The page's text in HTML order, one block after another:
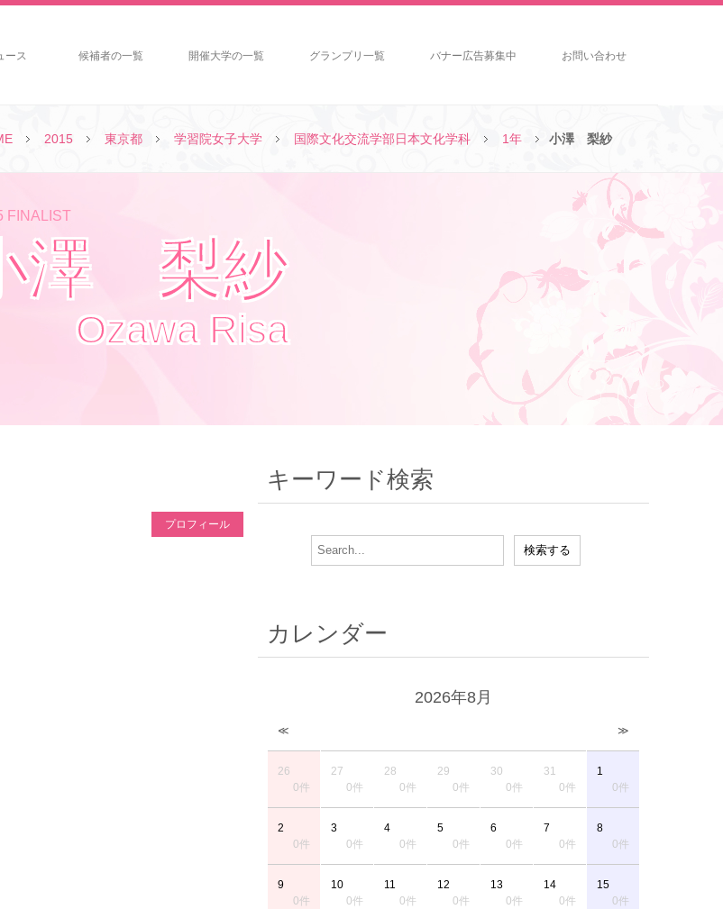
ース 候補者の一覧 開催大学の一覧 グランプリ一覧 バナー広告募集中 お問い合わせ
2015 東京都 学習院女子大学 国際文化交流学部日本文化学科 1年 小澤 梨紗
FINALIST
澤 梨紗
Ozawa Risa
プロフィール
キーワード検索
カレンダー
2026年8月
≪ ≫
26
0件
27
0件
28
0件
29
0件
30
0件
31
0件
1
0件
2
0件
3
0件
4
0件
5
0件
6
0件
7
0件
8
0件
9
0件
10
0件
11
0件
12
0件
13
0件
14
0件
15
0件